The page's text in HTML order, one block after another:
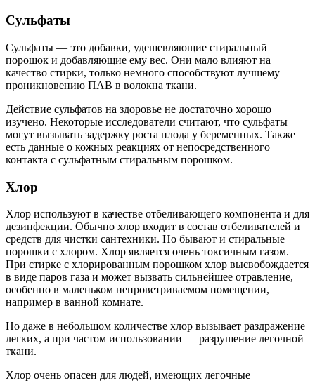
Сульфаты
Сульфаты — это добавки, удешевляющие стиральный
порошок и добавляющие ему вес. Они мало влияют на
качество стирки, только немного способствуют лучшему
проникновению ПАВ в волокна ткани.
Действие сульфатов на здоровье не достаточно хорошо
изучено. Некоторые исследователи считают, что сульфаты
могут вызывать задержку роста плода у беременных. Также
есть данные о кожных реакциях от непосредственного
контакта с сульфатным стиральным порошком.
Хлор
Хлор используют в качестве отбеливающего компонента и для
дезинфекции. Обычно хлор входит в состав отбеливателей и
средств для чистки сантехники. Но бывают и стиральные
порошки с хлором. Хлор является очень токсичным газом.
При стирке с хлорированным порошком хлор высвобождается
в виде паров газа и может вызвать сильнейшее отравление,
особенно в маленьком непроветриваемом помещении,
например в ванной комнате.
Но даже в небольшом количестве хлор вызывает раздражение
легких, а при частом использовании — разрушение легочной
ткани.
Хлор очень опасен для людей, имеющих легочные